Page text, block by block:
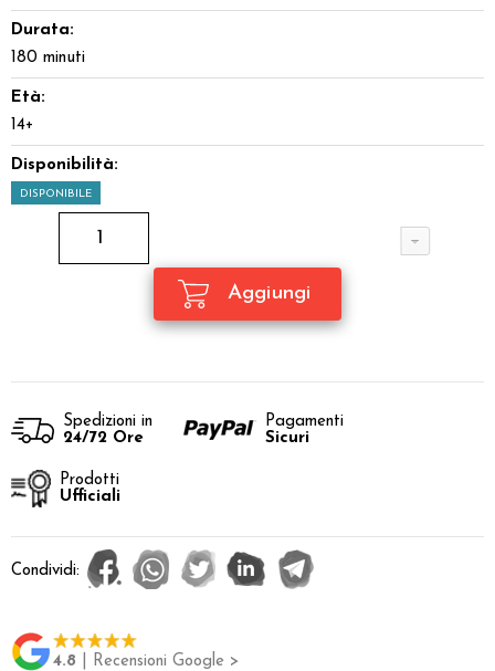
Durata:
180 minuti
Età:
14+
Disponibilità:
DISPONIBILE
Spedizioni in
24/72 Ore
Pagamenti
Sicuri
Prodotti
Ufficiali
Condividi:
4.8 | Recensioni Google >